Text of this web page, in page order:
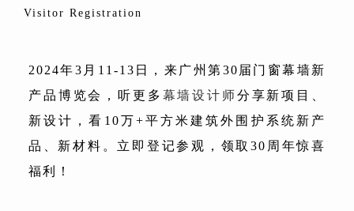
Visitor Registration
2024年3月11-13日，来广州第30届门窗幕墙新
产品博览会，听更多 幕墙设计师分享新项目、
新设计，看10万+平方米建筑外围护系统新产
品、新材料。立即登记参观，领取30周年惊喜
福利！